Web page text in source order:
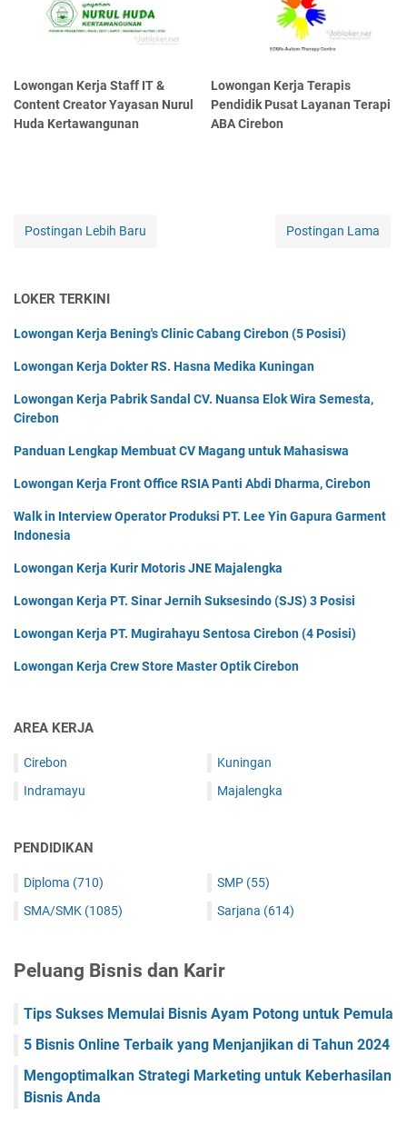
Lowongan Kerja Staff IT &
Content Creator Yayasan Nurul
Huda Kertawangunan
Lowongan Kerja Terapis
Pendidik Pusat Layanan Terapi
ABA Cirebon
Postingan Lebih Baru Postingan Lama
LOKER TERKINI
Lowongan Kerja Bening's Clinic Cabang Cirebon (5 Posisi)
Lowongan Kerja Dokter RS. Hasna Medika Kuningan
Lowongan Kerja Pabrik Sandal CV. Nuansa Elok Wira Semesta,
Cirebon
Panduan Lengkap Membuat CV Magang untuk Mahasiswa
Lowongan Kerja Front Office RSIA Panti Abdi Dharma, Cirebon
Walk in Interview Operator Produksi PT. Lee Yin Gapura Garment
Indonesia
Lowongan Kerja Kurir Motoris JNE Majalengka
Lowongan Kerja PT. Sinar Jernih Suksesindo (SJS) 3 Posisi
Lowongan Kerja PT. Mugirahayu Sentosa Cirebon (4 Posisi)
Lowongan Kerja Crew Store Master Optik Cirebon
AREA KERJA
Cirebon
Indramayu
Kuningan
Majalengka
PENDIDIKAN
Diploma (710)
SMA/SMK (1085)
SMP (55)
Sarjana (614)
Peluang Bisnis dan Karir
Tips Sukses Memulai Bisnis Ayam Potong untuk Pemula
5 Bisnis Online Terbaik yang Menjanjikan di Tahun 2024
Mengoptimalkan Strategi Marketing untuk Keberhasilan
Bisnis Anda